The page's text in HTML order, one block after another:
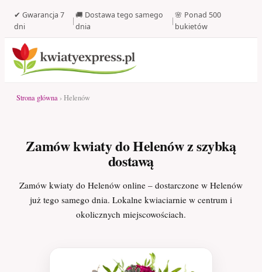
✔ Gwarancja 7
dni
|
🚚 Dostawa tego samego
dnia
|
🌸 Ponad 500
bukietów
Strona główna › Helenów
Zamów kwiaty do Helenów z szybką
dostawą
Zamów kwiaty do Helenów online – dostarczone w Helenów
już tego samego dnia. Lokalne kwiaciarnie w centrum i
okolicznych miejscowościach.